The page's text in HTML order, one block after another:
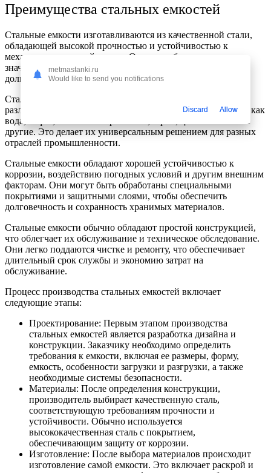
Преимущества стальных емкостей
Стальные емкости изготавливаются из качественной стали,
обладающей высокой прочностью и устойчивостью к
механическим воздействиям. Они способны выдерживать
значительные нагрузки, что делает их надежными и
долговечными в условиях эксплуатации.
Стальные емкости могут быть использованы для хранения
различных видов жидкостей и сыпучих материалов, таких как
вода, нефть, химические реагенты, зерно, цемент и многие
другие. Это делает их универсальным решением для разных
отраслей промышленности.
Стальные емкости обладают хорошей устойчивостью к
коррозии, воздействию погодных условий и другим внешним
факторам. Они могут быть обработаны специальными
покрытиями и защитными слоями, чтобы обеспечить
долговечность и сохранность хранимых материалов.
Стальные емкости обычно обладают простой конструкцией,
что облегчает их обслуживание и техническое обследование.
Они легко поддаются чистке и ремонту, что обеспечивает
длительный срок службы и экономию затрат на
обслуживание.
Процесс производства стальных емкостей включает
следующие этапы:
Проектирование: Первым этапом производства
стальных емкостей является разработка дизайна и
конструкции. Заказчику необходимо определить
требования к емкости, включая ее размеры, форму,
емкость, особенности загрузки и разгрузки, а также
необходимые системы безопасности.
Материалы: После определения конструкции,
производитель выбирает качественную сталь,
соответствующую требованиям прочности и
устойчивости. Обычно используется
высококачественная сталь с покрытием,
обеспечивающим защиту от коррозии.
Изготовление: После выбора материалов происходит
изготовление самой емкости. Это включает раскрой и
metmastanki.ru
Would like to send you notifications
Discard Allow